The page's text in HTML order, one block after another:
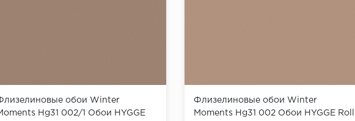
обои Winter
Hg31 002/1 Обои HYGGE
Флизелиновые обои Winter
Moments Hg31 002 Обои HYGGE Roll